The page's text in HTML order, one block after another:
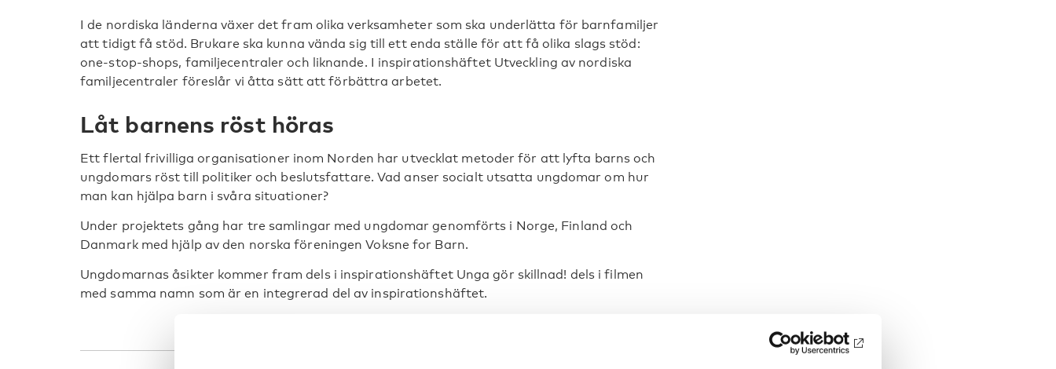
I de nordiska länderna växer det fram olika verksamheter som ska underlätta för barnfamiljer
att tidigt få stöd. Brukare ska kunna vända sig till ett enda ställe för att få olika slags stöd:
one-stop-shops, familjecentraler och liknande. I inspirationshäftet Utveckling av nordiska
familjecentraler föreslår vi åtta sätt att förbättra arbetet.
Låt barnens röst höras
Ett flertal frivilliga organisationer inom Norden har utvecklat metoder för att lyfta barns och
ungdomars röst till politiker och beslutsfattare. Vad anser socialt utsatta ungdomar om hur
man kan hjälpa barn i svåra situationer?
Under projektets gång har tre samlingar med ungdomar genomförts i Norge, Finland och
Danmark med hjälp av den norska föreningen Voksne for Barn.
Ungdomarnas åsikter kommer fram dels i inspirationshäftet Unga gör skillnad! dels i filmen
med samma namn som är en integrerad del av inspirationshäftet.